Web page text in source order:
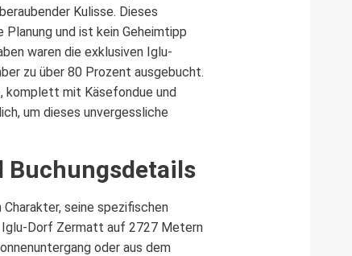
Kulisse. Dieses
und ist kein Geheimtipp
waren die exklusiven Iglu-
zu über 80 Prozent ausgebucht.
komplett mit Käsefondue und
um dieses unvergessliche
Buchungsdetails
seine spezifischen
Iglu-Dorf Zermatt auf 2727 Metern
oder aus dem